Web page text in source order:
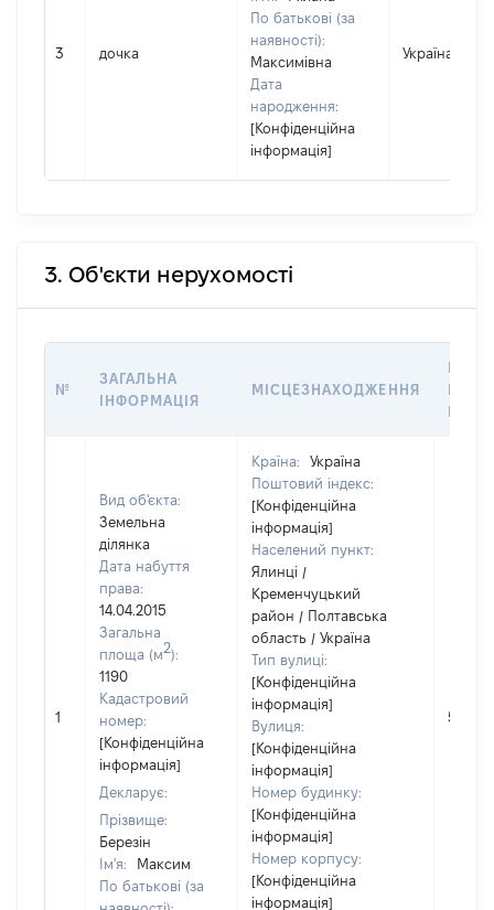
3 дочка
По батькові (за
наявності):
Максимівна
Дата
народження:
[Конфіденційна
інформація]
Україна
3. Об'єкти нерухомості
№
ЗАГАЛЬНА
ІНФОРМАЦІЯ
МІСЦЕЗНАХОДЖЕННЯ
1
Вид об'єкта:
Земельна
ділянка
Дата набуття
права:
14.04.2015
Загальна
площа (м2):
1190
Кадастровий
номер:
[Конфіденційна
інформація]
Декларує:
Прізвище:
Березін
Ім'я:
Максим
По батькові (за
Країна:
Україна
Поштовий індекс:
[Конфіденційна
інформація]
Населений пункт:
Ялинці /
Кременчуцький
район / Полтавська
область / Україна
Тип вулиці:
[Конфіденційна
інформація]
Вулиця:
[Конфіденційна
інформація]
Номер будинку:
[Конфіденційна
інформація]
Номер корпусу:
[Конфіденційна
інформація]
50000